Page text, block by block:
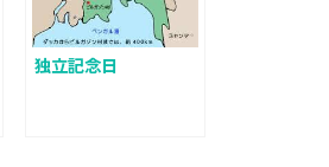
独立記念日